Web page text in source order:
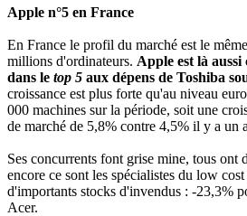
Apple n°5 en France
En France le profil du marché est le
millions d'ordinateurs. Apple est là
dans le top 5 aux dépens de Toshiba
croissance est plus forte qu'au niveau
000 machines sur la période, soit une
de marché de 5,8% contre 4,5% il y a un
Ses concurrents font grise mine, tous ont
encore ce sont les spécialistes du low
d'importants stocks d'invendus : -23,3%
Acer.